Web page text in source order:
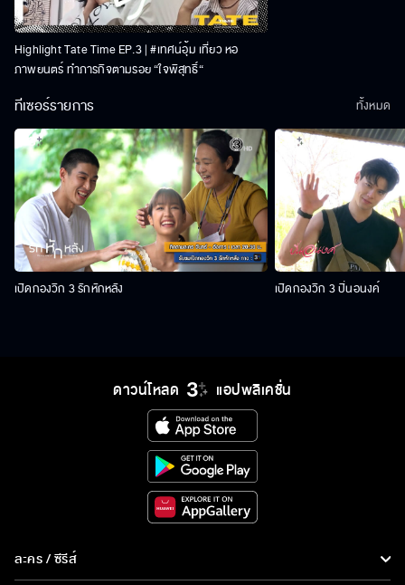
Highlight Tate Time EP.3 | #เทศน์อุ้ม เที่ยว หอ
ภาพยนตร์ ทำภารกิจตามรอย “ใจพิสุทธิ์“
ทีเซอร์รายการ
เปิดกองวิก 3 รักหักหลัง เปิดกองวิก 3 ปิ่นอนงค์
ทั้งหมด
ดาวน์โหลด แอปพลิเคชั่น
ละคร / ซีรีส์